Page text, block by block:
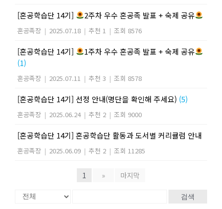
[혼공학습단 14기] 2주차 우수 혼공족 발표 + 숙제 공유
혼공족장 | 2025.07.18 | 추천 1 | 조회 8576
[혼공학습단 14기]
1주차 우수 혼공족 발표 + 숙제 공유
(1)
혼공족장 | 2025.07.11 | 추천 3 | 조회 8578
[혼공학습단 14기] 선정 안내(명단을 확인해 주세요) (5)
혼공족장 | 2025.06.24 | 추천 2 | 조회 9000
[혼공학습단 14기] 혼공학습단 활동과 도서별 커리큘럼 안내
혼공족장 | 2025.06.09 | 추천 2 | 조회 11285
1 » 마지막
검색